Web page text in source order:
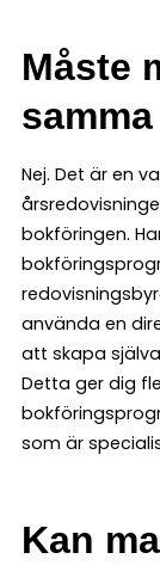
Måste
Nej. Det är en
bokföringen.
använda en
att skapa
Detta ger dig
som är
Kan